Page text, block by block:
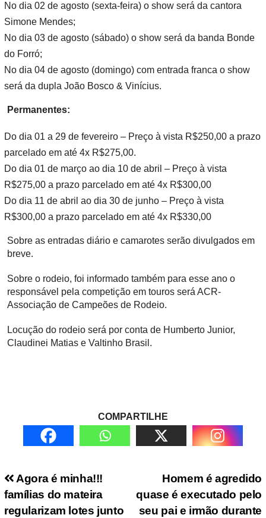
No dia 02 de agosto (sexta-feira) o show será da cantora
Simone Mendes;
No dia 03 de agosto (sábado) o show será da banda Bonde
do Forró;
No dia 04 de agosto (domingo) com entrada franca o show
será da dupla João Bosco & Vinícius.
Permanentes:
Do dia 01 a 29 de fevereiro – Preço à vista R$250,00 a prazo
parcelado em até 4x R$275,00.
Do dia 01 de março ao dia 10 de abril – Preço à vista
R$275,00 a prazo parcelado em até 4x R$300,00
Do dia 11 de abril ao dia 30 de junho – Preço à vista
R$300,00 a prazo parcelado em até 4x R$330,00
Sobre as entradas diário e camarotes serão divulgados em
breve.
Sobre o rodeio, foi informado também para esse ano o
responsável pela competição em touros será ACR-
Associação de Campeões de Rodeio.
Locução do rodeio será por conta de Humberto Junior,
Claudinei Matias e Valtinho Brasil.
COMPARTILHE
Navegação de PostHomem é agredido
quase é executado pelo
seu pai e irmão durante
Agora é minha!!!
famílias do mateira
regularizam lotes junto